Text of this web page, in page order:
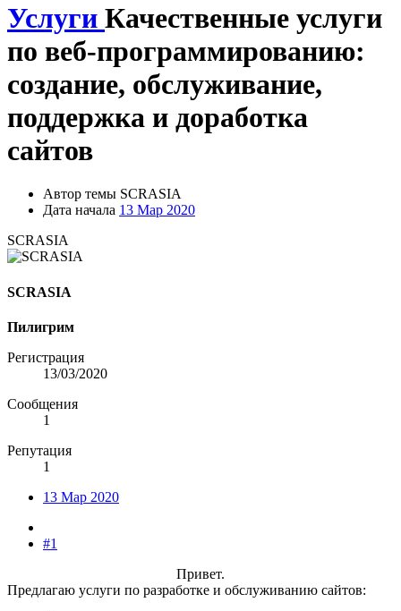
Услуги Качественные услуги
по веб-программированию:
создание, обслуживание,
поддержка и доработка
сайтов
Автор темы SCRASIA
Дата начала 13 Мар 2020
SCRASIA
SCRASIA
Пилигрим
Регистрация
13/03/2020
Сообщения
1
Репутация
1
13 Мар 2020
#1
Привет.​
Предлагаю услуги по разработке и обслуживанию сайтов: